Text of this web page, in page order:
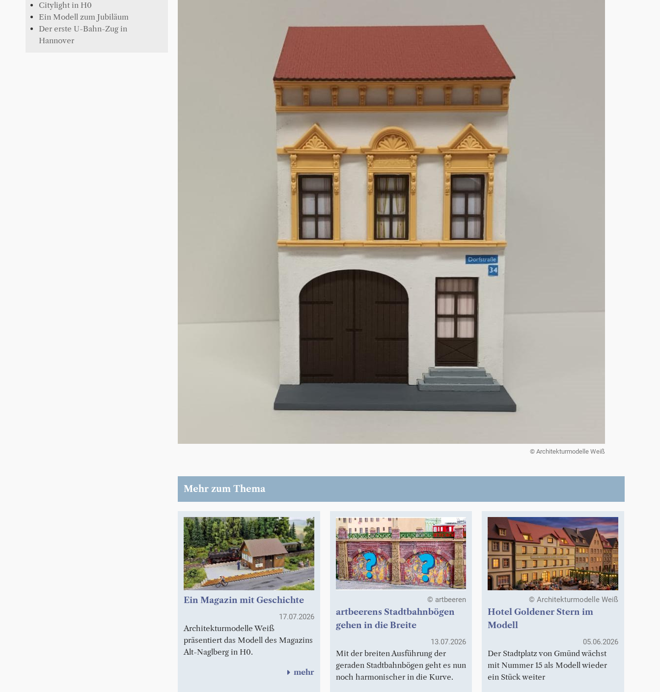
Citylight in H0
Ein Modell zum Jubiläum
Der erste U-Bahn-Zug in
Hannover
© Architekturmodelle Weiß
Mehr zum Thema
Ein Magazin mit Geschichte
17.07.2026
Architekturmodelle Weiß
präsentiert das Modell des Magazins
Alt-Naglberg in H0.
mehr
© artbeeren
artbeerens Stadtbahnbögen
gehen in die Breite
13.07.2026
Mit der breiten Ausführung der
geraden Stadtbahnbögen geht es nun
noch harmonischer in die Kurve.
© Architekturmodelle Weiß
Hotel Goldener Stern im
Modell
05.06.2026
Der Stadtplatz von Gmünd wächst
mit Nummer 15 als Modell wieder
ein Stück weiter